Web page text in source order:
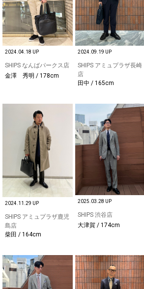
2024.04.18 UP
SHIPS なんばパークス店
金澤 秀明 / 178cm
2024.09.19 UP
SHIPS アミュプラザ長崎
店
田中 / 165cm
2024.11.29 UP
SHIPS アミュプラザ鹿児
島店
柴田 / 164cm
2025.03.28 UP
SHIPS 渋谷店
大津賀 / 174cm